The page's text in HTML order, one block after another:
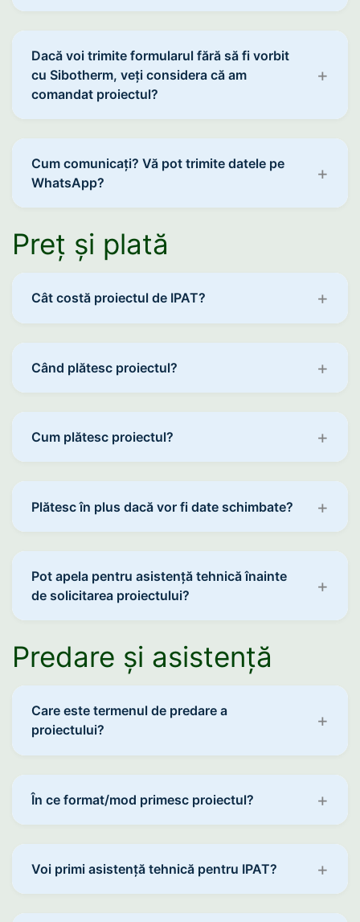
Dacă voi trimite formularul fără să fi vorbit
cu Sibotherm, veți considera că am
comandat proiectul?
Cum comunicați? Vă pot trimite datele pe
WhatsApp?
Preț și plată
Cât costă proiectul de IPAT?
Când plătesc proiectul?
Cum plătesc proiectul?
Plătesc în plus dacă vor fi date schimbate?
Pot apela pentru asistență tehnică înainte
de solicitarea proiectului?
Predare și asistență
Care este termenul de predare a
proiectului?
În ce format/mod primesc proiectul?
Voi primi asistență tehnică pentru IPAT?